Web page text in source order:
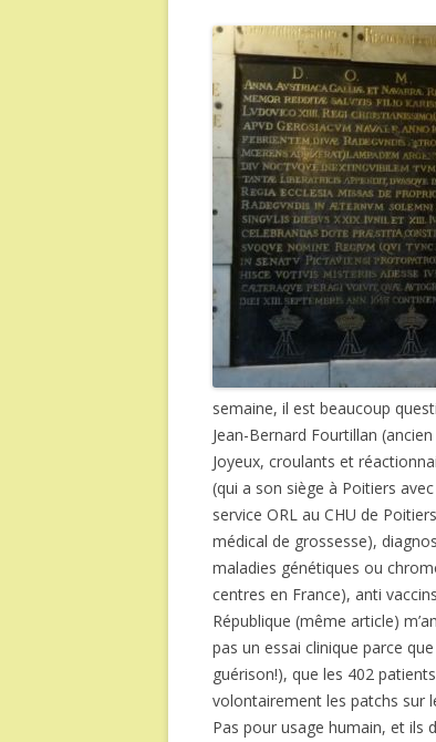
semaine, il est beaucoup
Jean-Bernard Fourtillan
Joyeux, croulants et
(qui a son siège à Poitiers
service ORL au CHU de
médical de grossesse),
maladies génétiques ou
centres en France), anti
République (même article)
pas un essai clinique parce
guérison!), que les 402
volontairement les patchs sur
Pas pour usage humain, et ils